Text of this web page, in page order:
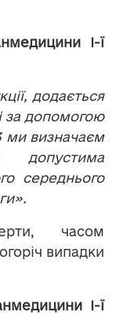
І-ї
додається
за допомогою
ми визначаєм
допустима
середнього
часом
випадки
І-ї